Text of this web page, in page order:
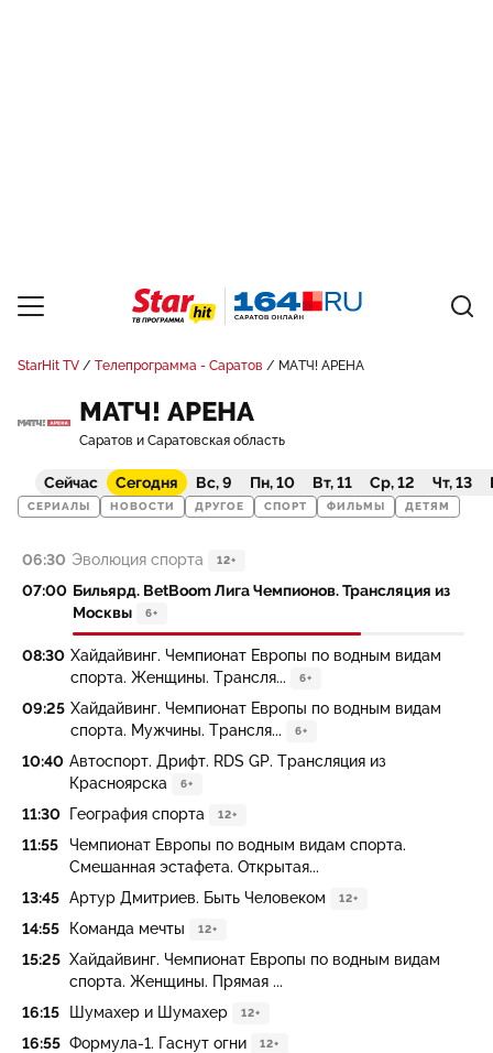
StarHit TV Телепрограмма - Саратов МАТЧ! АРЕНА
МАТЧ! АРЕНА
Саратов и Саратовская область
Сейчас Сегодня Вс, 9 Пн, 10 Вт, 11 Ср, 12 Чт, 13
СЕРИАЛЫ НОВОСТИ ДРУГОЕ СПОРТ ФИЛЬМЫ ДЕТЯМ
06:30 Эволюция спорта 12+
07:00 Бильярд. BetBoom Лига Чемпионов. Трансляция из
Москвы
6+
08:30 Хайдайвинг. Чемпионат Европы по водным видам
спорта. Женщины. Трансля...
6+
09:25 Хайдайвинг. Чемпионат Европы по водным видам
спорта. Мужчины. Трансля...
6+
10:40 Автоспорт. Дрифт. RDS GP. Трансляция из
Красноярска
6+
11:30 География спорта 12+
11:55
Чемпионат Европы по водным видам спорта.
Смешанная эстафета. Открытая...
13:45 Артур Дмитриев. Быть Человеком 12+
14:55 Команда мечты 12+
15:25 Хайдайвинг. Чемпионат Европы по водным видам
спорта. Женщины. Прямая ...
16:15
Шумахер и Шумахер 12+
16:55 Формула-1. Гаснут огни 12+